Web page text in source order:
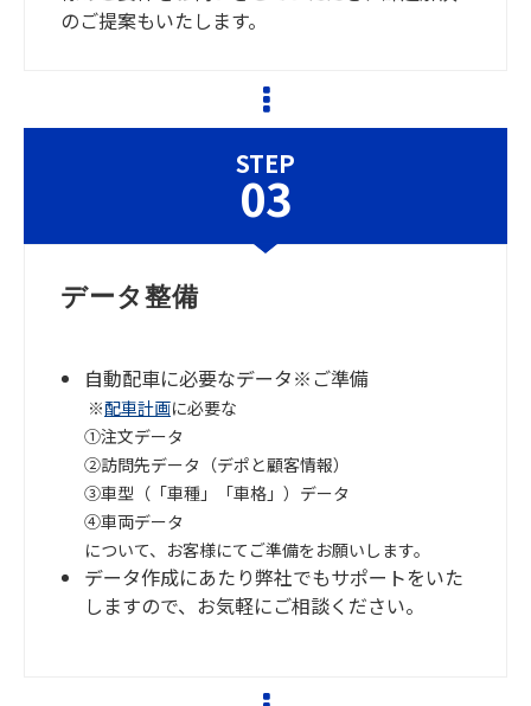
のご提案もいたします。
STEP
03
データ整備
自動配車に必要なデータ※ご準備
※配車計画に必要な
①注文データ
②訪問先データ（デポと顧客情報）
③車型（「車種」「車格」）データ
④車両データ
について、お客様にてご準備をお願いします。
データ作成にあたり弊社でもサポートをいた
しますので、お気軽にご相談ください。